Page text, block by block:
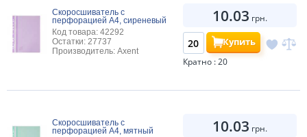
Скоросшиватель с
перфорацией А4, сиреневый
Код товара: 42292
Остатки: 27737
Производитель: Axent
10.03 грн.
Купить
Кратно : 20
Скоросшиватель с
перфорацией А4, мятный
10.03 грн.